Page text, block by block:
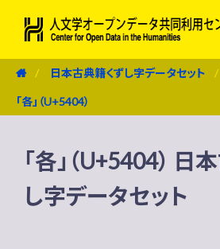
日本古典籍くずし字データセット
「各」（U+5404）
「各」（U+5404） 日
し字データセット